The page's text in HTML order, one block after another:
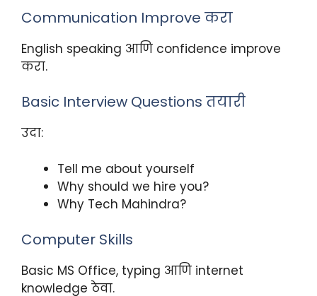
Communication Improve करा
English speaking आणि confidence improve
करा.
Basic Interview Questions तयारी
उदा:
Tell me about yourself
Why should we hire you?
Why Tech Mahindra?
Computer Skills
Basic MS Office, typing आणि internet
knowledge ठेवा.